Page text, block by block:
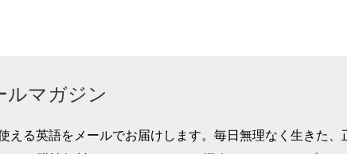
ルマガジン
える英語をメールでお届けします。毎日無理なく生きた、